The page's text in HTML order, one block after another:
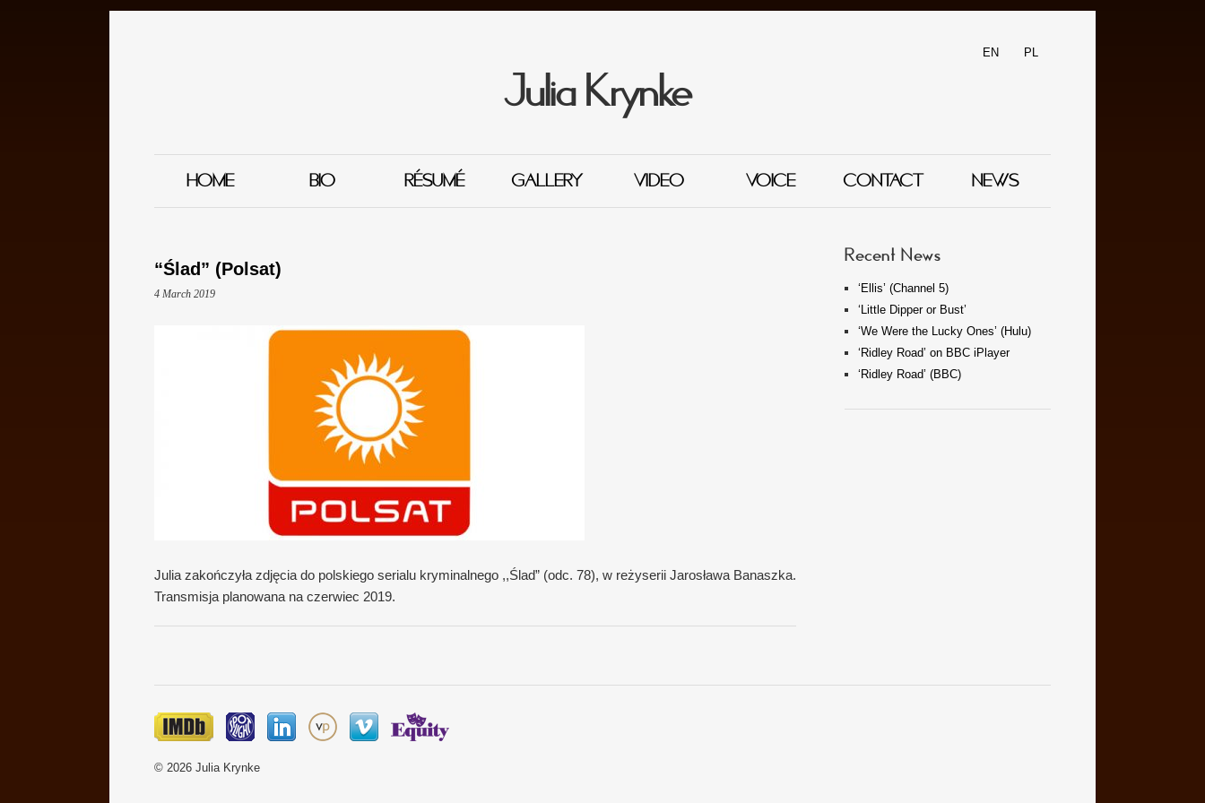
EN PL
Julia Krynke
HOME BIO RÉSUMÉ GALLERY VIDEO VOICE CONTACT NEWS
“Ślad” (Polsat)
4 March 2019
Julia zakończyła zdjęcia do polskiego serialu kryminalnego ,,Ślad” (odc. 78), w reżyserii Jarosława Banaszka.
Transmisja planowana na czerwiec 2019.
Recent News
‘Ellis’ (Channel 5)
‘Little Dipper or Bust’
‘We Were the Lucky Ones’ (Hulu)
‘Ridley Road’ on BBC iPlayer
‘Ridley Road’ (BBC)
© 2026 Julia Krynke